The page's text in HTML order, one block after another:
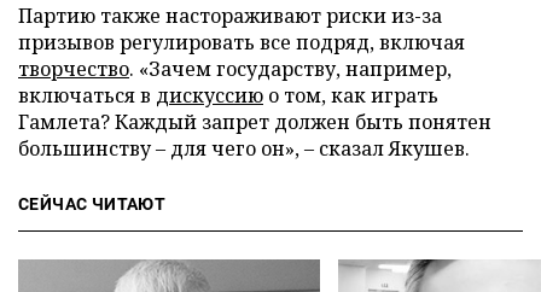
Партию также настораживают риски из-за
призывов регулировать все подряд, включая
творчество. «Зачем государству, например,
включаться в дискуссию о том, как играть
Гамлета? Каждый запрет должен быть понятен
большинству – для чего он», – сказал Якушев.
СЕЙЧАС ЧИТАЮТ